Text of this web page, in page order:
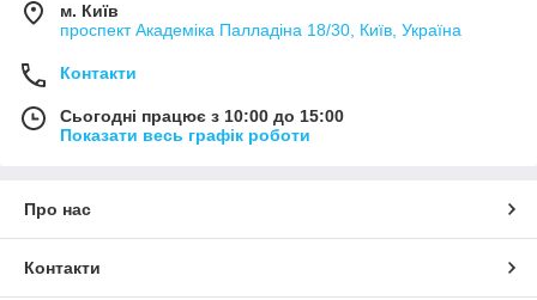
м. Київ
проспект Академіка Палладіна 18/30, Київ, Україна
Контакти
Сьогодні працює з 10:00 до 15:00
Показати весь графік роботи
Про нас
Контакти